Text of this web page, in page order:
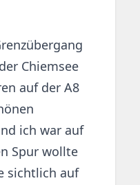
Chiemsee
auf der A8
ich war auf
Spur wollte
sichtlich auf